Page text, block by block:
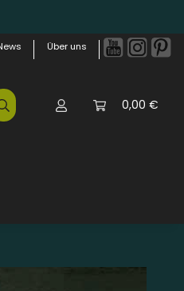
Über uns
0,00 €